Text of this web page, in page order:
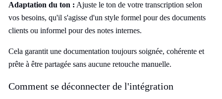
Adaptation du ton : Ajuste le ton de votre transcription selon
vos besoins, qu'il s'agisse d'un style formel pour des documents
clients ou informel pour des notes internes.
Cela garantit une documentation toujours soignée, cohérente et
prête à être partagée sans aucune retouche manuelle.
Comment se déconnecter de l'intégration